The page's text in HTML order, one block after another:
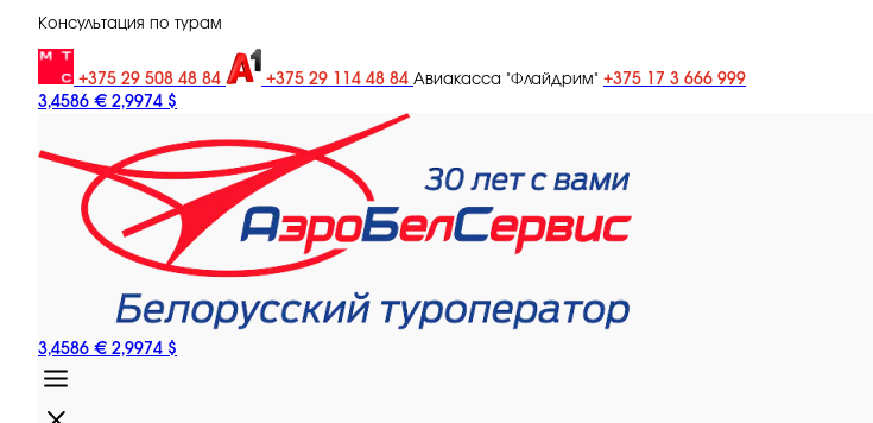
Консультация по турам
+375 29 508 48 84 +375 29 114 48 84 Авиакасса "Флайдрим" +375 17 3 666 999
3,4586 € 2,9974 $
3,4586 € 2,9974 $